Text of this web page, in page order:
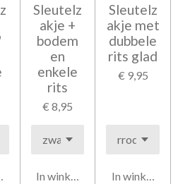
Sleutelz
akje +
bodem
en
enkele
rits
€ 8,95
In winkelwagen
Sleutelz
akje met
dubbele
rits glad
€ 9,95
In